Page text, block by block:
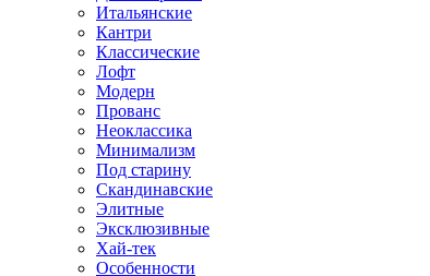
Итальянские
Кантри
Классические
Лофт
Модерн
Прованс
Неоклассика
Минимализм
Под старину
Скандинавские
Элитные
Эксклюзивные
Хай-тек
Особенности